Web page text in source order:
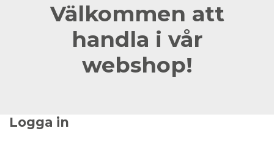
Välkommen att
handla i vår
webshop!
Logga in